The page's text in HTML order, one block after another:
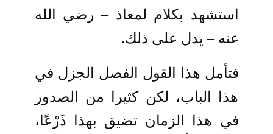
استشهد بكلام لمعاذ – رضي الله
عنه – يدل على ذلك.
فتأمل هذا القول الفصل الجزل في
هذا الباب، لكن كثيرا من الصدور
في هذا الزمان تضيق بهذا ذَرْعًا،